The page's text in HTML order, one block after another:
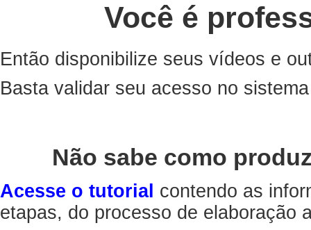
Você é
Então disponibilize seus vídeos e
Basta validar seu acesso no
Não sabe como
Acesse o tutorial contendo as
etapas, do processo de elaboração